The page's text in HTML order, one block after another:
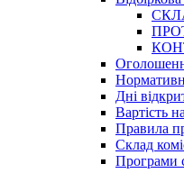
Дні
Вартість
Правила
Склад
Програми